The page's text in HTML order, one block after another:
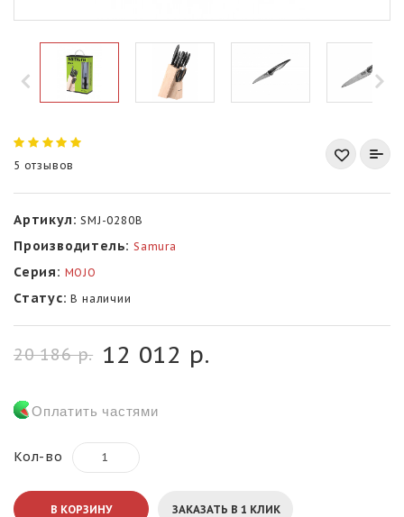
5 отзывов
Артикул: SMJ-0280B
Производитель: Samura
Серия: MOJO
Статус: В наличии
20 186 р. 12 012 р.
Оплатить частями
Кол-во
В КОРЗИНУ ЗАКАЗАТЬ В 1 КЛИК